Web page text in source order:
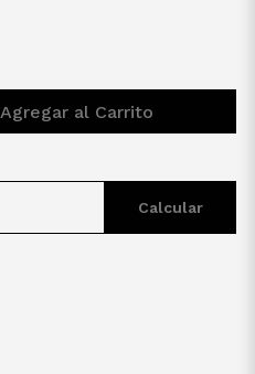
Agregar al Carrito
Calcular